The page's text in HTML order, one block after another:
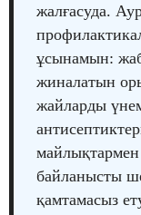
жалғасуда.
ұсынамын:
жиналатын
жайларды
байланысты
қамтамасыз